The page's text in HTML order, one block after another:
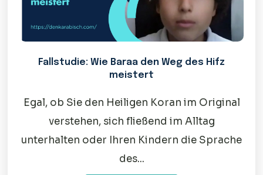
Fallstudie: Wie Baraa den Weg des Hifz
meistert
Egal, ob Sie den Heiligen Koran im Original
verstehen, sich fließend im Alltag
unterhalten oder Ihren Kindern die Sprache
des...